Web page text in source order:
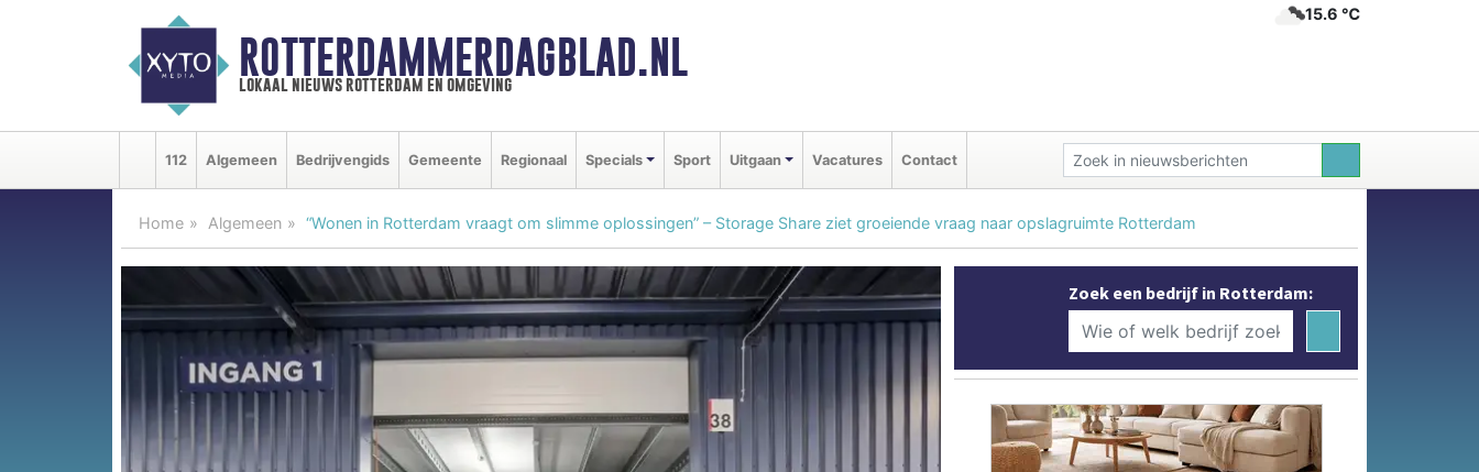
ROTTERDAMMERDAGBLAD.NL
lokaal nieuws rotterdam en omgeving
15.6 ℃
112 Algemeen Bedrijvengids Gemeente Regionaal Specials Sport Uitgaan Vacatures Contact
Home Algemeen “Wonen in Rotterdam vraagt om slimme oplossingen” – Storage Share ziet groeiende vraag naar opslagruimte Rotterdam
Zoek een bedrijf in Rotterdam: